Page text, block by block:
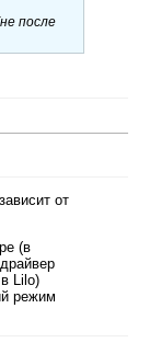
после
от
(в
Lilo)
режим